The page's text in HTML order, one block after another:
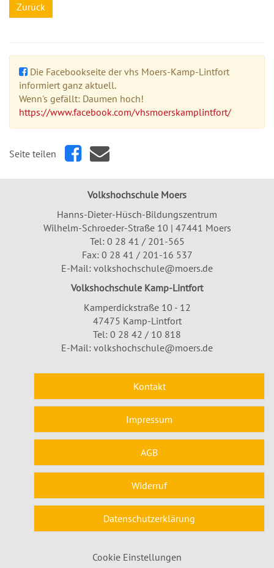
Zurück
Die Facebookseite der vhs Moers-Kamp-Lintfort
informiert ganz aktuell.
Wenn's gefällt: Daumen hoch!
https://www.facebook.com/vhsmoerskamplintfort/
Seite teilen
Volkshochschule Moers
Hanns-Dieter-Hüsch-Bildungszentrum
Wilhelm-Schroeder-Straße 10 | 47441 Moers
Tel: 0 28 41 / 201-565
Fax: 0 28 41 / 201-16 537
E-Mail: volkshochschule@moers.de
Volkshochschule Kamp-Lintfort
Kamperdickstraße 10 - 12
47475 Kamp-Lintfort
Tel: 0 28 42 / 10 818
E-Mail: volkshochschule@moers.de
Kontakt
Impressum
AGB
Widerruf
Datenschutzerklärung
Cookie Einstellungen